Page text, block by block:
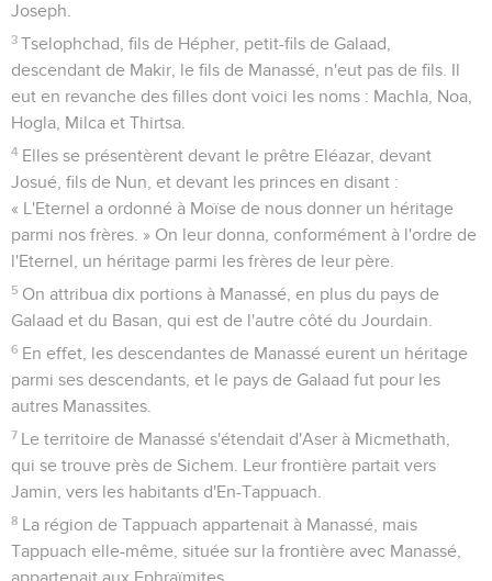
Joseph.
3 Tselophchad, fils de Hépher, petit-fils de Galaad,
descendant de Makir, le fils de Manassé, n'eut pas de fils. Il
eut en revanche des filles dont voici les noms : Machla, Noa,
Hogla, Milca et Thirtsa.
4 Elles se présentèrent devant le prêtre Eléazar, devant
Josué, fils de Nun, et devant les princes en disant :
« L'Eternel a ordonné à Moïse de nous donner un héritage
parmi nos frères. » On leur donna, conformément à l'ordre de
l'Eternel, un héritage parmi les frères de leur père.
5 On attribua dix portions à Manassé, en plus du pays de
Galaad et du Basan, qui est de l'autre côté du Jourdain.
6 En effet, les descendantes de Manassé eurent un héritage
parmi ses descendants, et le pays de Galaad fut pour les
autres Manassites.
7 Le territoire de Manassé s'étendait d'Aser à Micmethath,
qui se trouve près de Sichem. Leur frontière partait vers
Jamin, vers les habitants d'En-Tappuach.
8 La région de Tappuach appartenait à Manassé, mais
Tappuach elle-même, située sur la frontière avec Manassé,
appartenait aux Ephraïmites.